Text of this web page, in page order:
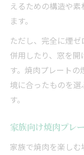
えるための構造や
ます。
ただし、完全に煙
併用したり、窓を
す。焼肉プレート
境に合ったものを
す。
家族向け焼肉プレ
家族で焼肉を楽し